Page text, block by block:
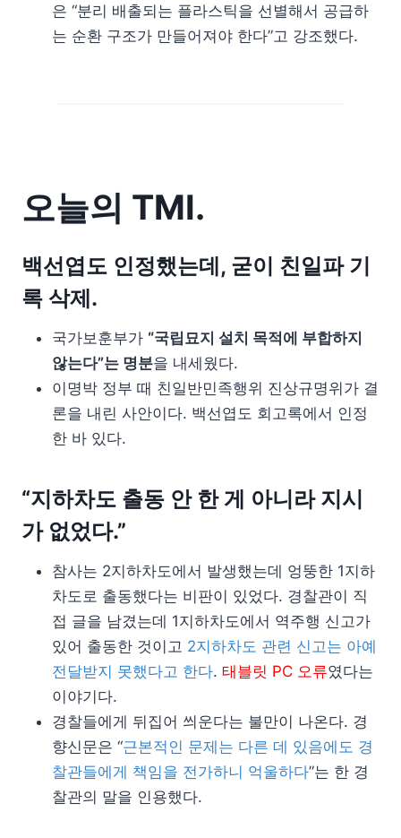
은 “분리 배출되는 플라스틱을 선별해서 공급하
는 순환 구조가 만들어져야 한다”고 강조했다.
오늘의 TMI.
백선엽도 인정했는데, 굳이 친일파 기
록 삭제.
국가보훈부가 “국립묘지 설치 목적에 부합하지
않는다”는 명분을 내세웠다.
이명박 정부 때 친일반민족행위 진상규명위가 결
론을 내린 사안이다. 백선엽도 회고록에서 인정
한 바 있다.
“지하차도 출동 안 한 게 아니라 지시
가 없었다.”
참사는 2지하차도에서 발생했는데 엉뚱한 1지하
차도로 출동했다는 비판이 있었다. 경찰관이 직
접 글을 남겼는데 1지하차도에서 역주행 신고가
있어 출동한 것이고 2지하차도 관련 신고는 아예
전달받지 못했다고 한다. 태블릿 PC 오류였다는
이야기다.
경찰들에게 뒤집어 씌운다는 불만이 나온다. 경
향신문은 “근본적인 문제는 다른 데 있음에도 경
찰관들에게 책임을 전가하니 억울하다”는 한 경
찰관의 말을 인용했다.